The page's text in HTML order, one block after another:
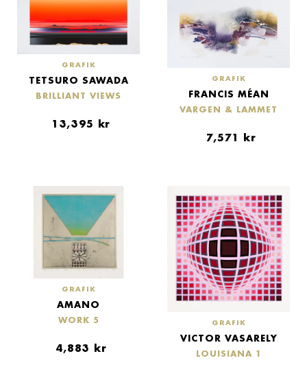
GRAFIK
TETSURO SAWADA
BRILLIANT VIEWS
13,395 kr
GRAFIK
FRANCIS MÉAN
VARGEN & LAMMET
7,571 kr
GRAFIK
AMANO
WORK 5
4,883 kr
GRAFIK
VICTOR VASARELY
LOUISIANA 1